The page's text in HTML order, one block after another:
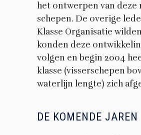
het ontwerpen van deze
schepen. De overige
Klasse Organisatie
konden deze
volgen en begin 2004
klasse (visserschepen
waterlijn lengte) zich
DE KOMENDE JAREN